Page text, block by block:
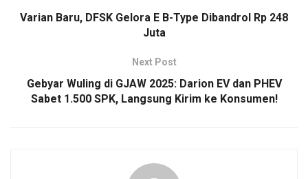
Varian Baru, DFSK Gelora E B-Type Dibandrol Rp 248
Juta
Next Post
Gebyar Wuling di GJAW 2025: Darion EV dan PHEV
Sabet 1.500 SPK, Langsung Kirim ke Konsumen!